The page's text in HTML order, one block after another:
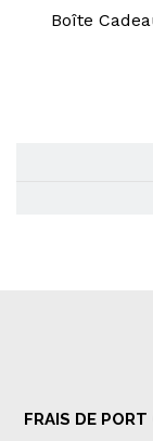
Boîte
FRAIS DE